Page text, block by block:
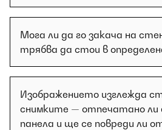
Мога ли да го закача на
трябва да стои в
Изображението изглежда
снимките — отпечатано ли
панела и ще се повреди ли